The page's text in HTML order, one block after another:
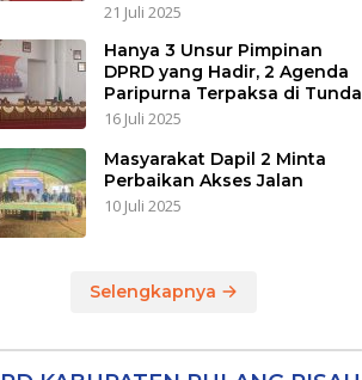
21 Juli 2025
Hanya 3 Unsur Pimpinan
DPRD yang Hadir, 2 Agenda
Paripurna Terpaksa di Tunda
16 Juli 2025
Masyarakat Dapil 2 Minta
Perbaikan Akses Jalan
10 Juli 2025
Selengkapnya